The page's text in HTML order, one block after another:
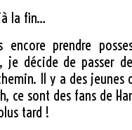
la fin…
encore prendre
je décide de passer
Il y a des jeunes
ce sont des fans de
tard !